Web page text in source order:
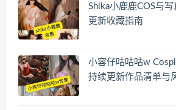
Shika小鹿鹿COS与
更新收藏指南
小容仔咕咕咕w
持续更新作品清单与